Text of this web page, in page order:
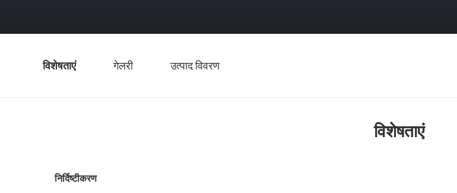
विशेषताएं गेलरी उत्पाद विवरण
विशेषताएं
निर्दिष्टीकरण